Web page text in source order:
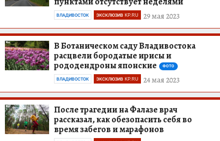
29 мая 2023
ВЛАДИВОСТОК ЭКСКЛЮЗИВ KP.RU
В Ботаническом саду Владивостока
расцвели бородатые ирисы и
рододендроны японские
ФОТО
24 мая 2023
ВЛАДИВОСТОК ЭКСКЛЮЗИВ KP.RU
После трагедии на Фалазе врач
рассказал, как обезопасить себя во
время забегов и марафонов